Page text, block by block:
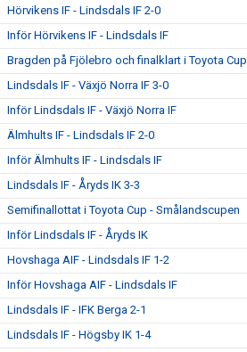
Hörvikens IF - Lindsdals IF 2-0
Inför Hörvikens IF - Lindsdals IF
Bragden på Fjölebro och finalklart i Toyota Cup
Lindsdals IF - Växjö Norra IF 3-0
Inför Lindsdals IF - Växjö Norra IF
Älmhults IF - Lindsdals IF 2-0
Inför Älmhults IF - Lindsdals IF
Lindsdals IF - Åryds IK 3-3
Semifinallottat i Toyota Cup - Smålandscupen
Inför Lindsdals IF - Åryds IK
Hovshaga AIF - Lindsdals IF 1-2
Inför Hovshaga AIF - Lindsdals IF
Lindsdals IF - IFK Berga 2-1
Lindsdals IF - Högsby IK 1-4